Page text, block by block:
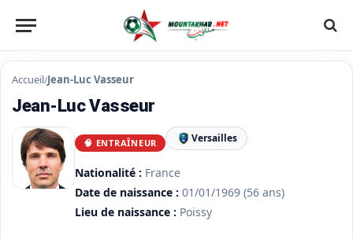
Accueil/Jean-Luc Vasseur
Jean-Luc Vasseur
🧠 ENTRAÎNEUR Versailles
Nationalité : France
Date de naissance : 01/01/1969 (56 ans)
Lieu de naissance : Poissy